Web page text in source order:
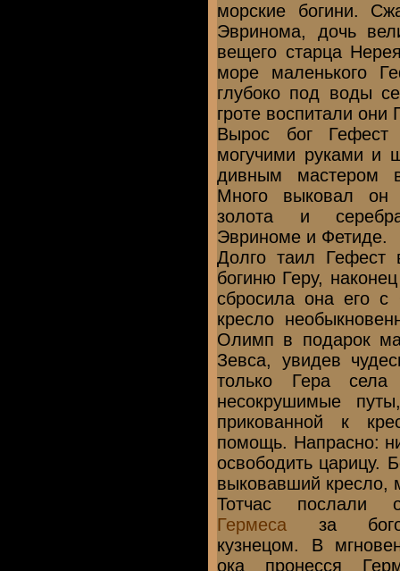
морские богини.
Эвринома, дочь
вещего старца
море маленького
глубоко под воды
гроте воспитали они
Вырос бог
могучими руками и
дивным мастером
Много выковал он
золота и
Эвриноме и Фетиде.
Долго таил
богиню Геру,
сбросила она его
кресло
Олимп в подарок
Зевса, увидев
только Гера
несокрушимые
прикованной к
помощь. Напрасно:
освободить царицу.
выковавший кресло,
Тотчас послали
Гермеса за
кузнецом. В
ока пронесся